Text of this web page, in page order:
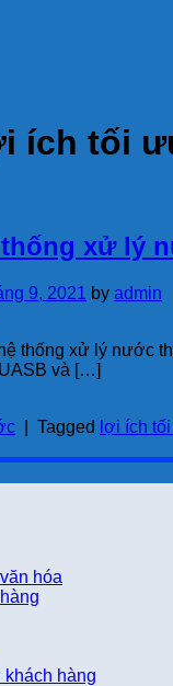
ích tối
xử lý
9, 2021 by admin
thống xử lý nước
và […]
Tagged lợi ích
hóa
khách hàng